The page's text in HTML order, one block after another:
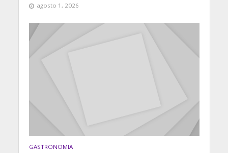
agosto 1, 2026
GASTRONOMIA